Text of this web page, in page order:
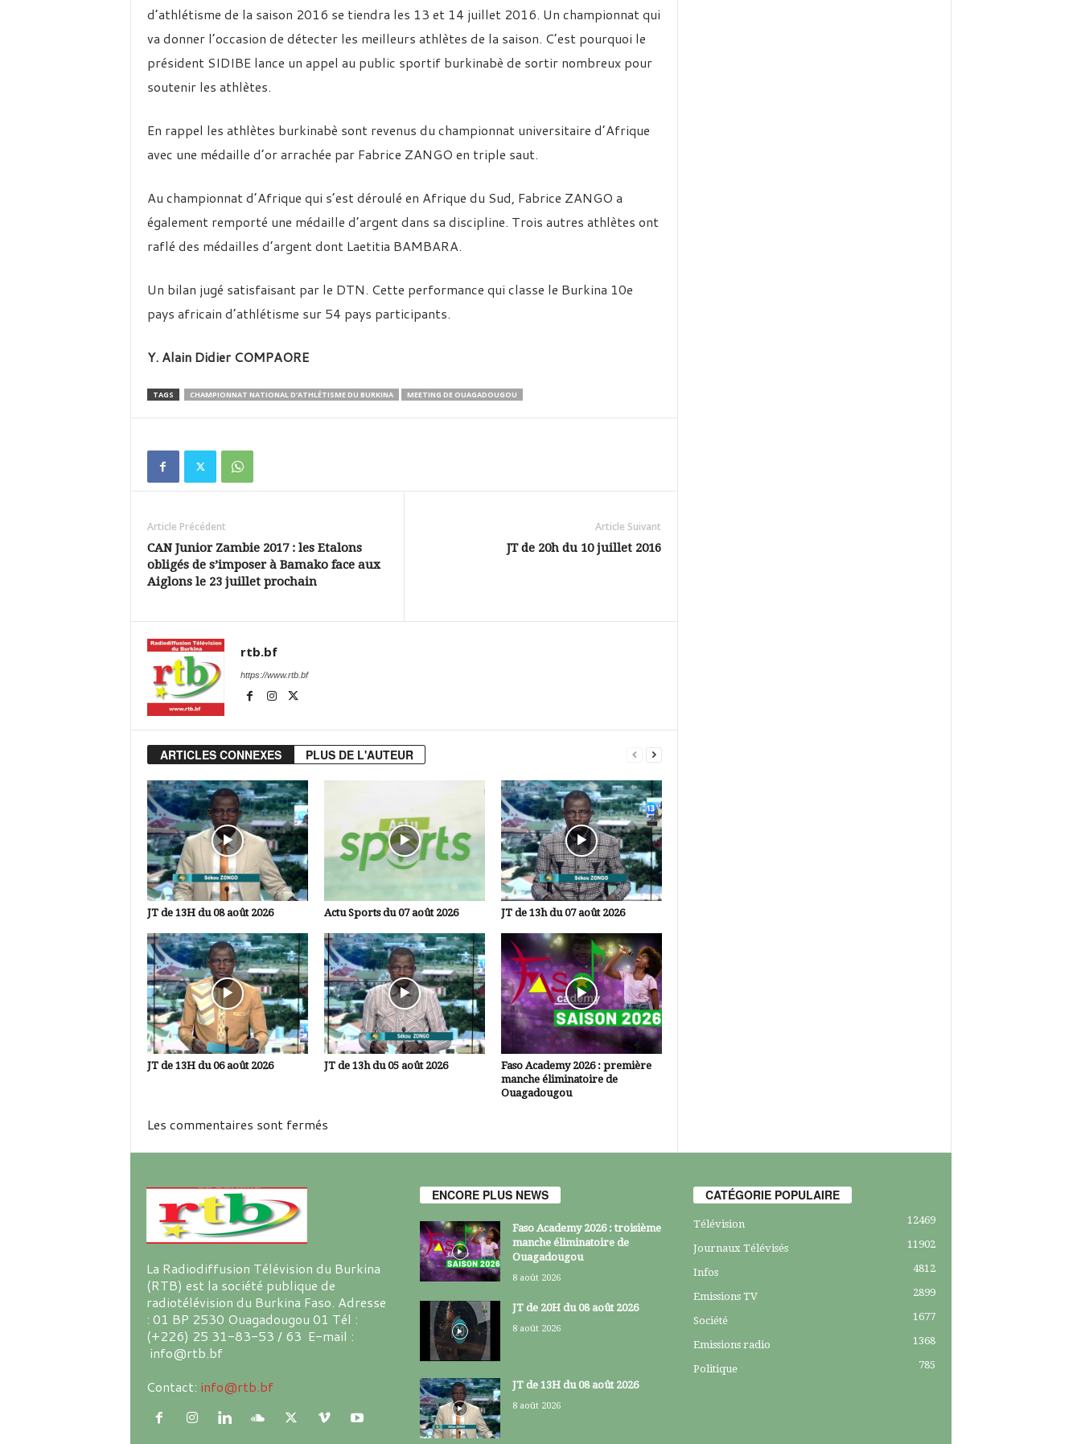
d’athlétisme de la saison 2016 se tiendra les 13 et 14 juillet 2016. Un championnat qui
va donner l’occasion de détecter les meilleurs athlètes de la saison. C’est pourquoi le
président SIDIBE lance un appel au public sportif burkinabè de sortir nombreux pour
soutenir les athlètes.
En rappel les athlètes burkinabè sont revenus du championnat universitaire d’Afrique
avec une médaille d’or arrachée par Fabrice ZANGO en triple saut.
Au championnat d’Afrique qui s’est déroulé en Afrique du Sud, Fabrice ZANGO a
également remporté une médaille d’argent dans sa discipline. Trois autres athlètes ont
raflé des médailles d’argent dont Laetitia BAMBARA.
Un bilan jugé satisfaisant par le DTN. Cette performance qui classe le Burkina 10e
pays africain d’athlétisme sur 54 pays participants.
Y. Alain Didier COMPAORE
TAGS CHAMPIONNAT NATIONAL D'ATHLÉTISME DU BURKINA MEETING DE OUAGADOUGOU
Article Précédent
CAN Junior Zambie 2017 : les Etalons
obligés de s’imposer à Bamako face aux
Aiglons le 23 juillet prochain
Article Suivant
JT de 20h du 10 juillet 2016
rtb.bf
https://www.rtb.bf
ARTICLES CONNEXES PLUS DE L'AUTEUR
JT de 13H du 08 août 2026 Actu Sports du 07 août 2026 JT de 13h du 07 août 2026
JT de 13H du 06 août 2026 JT de 13h du 05 août 2026
Faso Academy 2026 : première
manche éliminatoire de
Ouagadougou
Les commentaires sont fermés
La Radiodiffusion Télévision du Burkina
(RTB) est la société publique de
radiotélévision du Burkina Faso. Adresse
: 01 BP 2530 Ouagadougou 01 Tél :
(+226) 25 31-83-53 / 63 E-mail :
info@rtb.bf
Contact: info@rtb.bf
ENCORE PLUS NEWS
Faso Academy 2026 : troisième
manche éliminatoire de
Ouagadougou
8 août 2026
JT de 20H du 08 août 2026
8 août 2026
JT de 13H du 08 août 2026
8 août 2026
CATÉGORIE POPULAIRE
Télévision 12469
Journaux Télévisés 11902
Infos 4812
Emissions TV 2899
Société 1677
Emissions radio 1368
Politique 785